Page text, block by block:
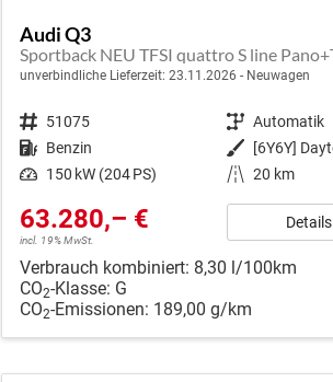
Audi Q3
unverbindliche Lieferzeit: 23.11.2026 Neuwagen
Fahrzeugnr. 51075 Getriebe Automatik
Kraftstoff Benzin Außenfarbe
Leistung 150 kW (204 PS) Kilometerstand 20 km
63.280,– €
incl. 19% MwSt.
Details
Verbrauch kombiniert: 8,30 l/100km
CO2-Klasse: G
CO2-Emissionen: 189,00 g/km